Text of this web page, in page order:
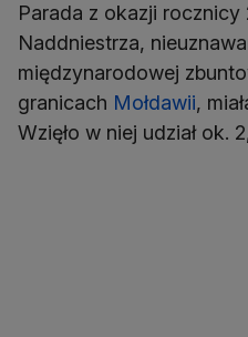
Parada z okazji
Naddniestrza,
międzynarodowej
granicach Mołdawii,
Wzięło w niej udział ok.